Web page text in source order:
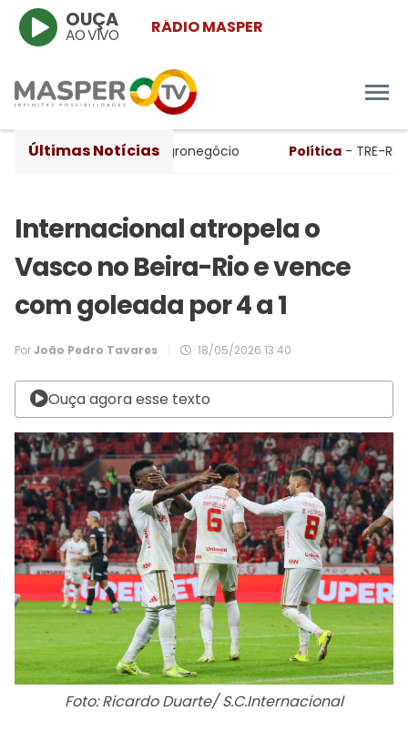
RÁDIO MASPER
OUÇA
AO VIVO
Últimas Notícias
da queda no agronegócio Política- TRE-RS
Internacional atropela o
Vasco no Beira-Rio e vence
com goleada por 4 a 1
PorJoão Pedro Tavares 18/05/2026 13:40
Ouça agora esse texto
Foto: Ricardo Duarte/ S.C.Internacional